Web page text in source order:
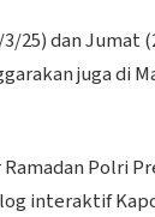
25) dan Jumat
juga di
Polri
interaktif